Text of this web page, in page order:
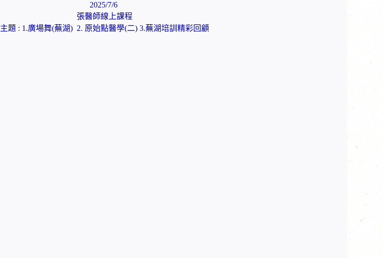
2025/7/6
張醫師線上課程
主題 : 1.廣場舞(蕪湖) 2. 原始點醫學(二) 3.蕪湖培訓精彩回顧